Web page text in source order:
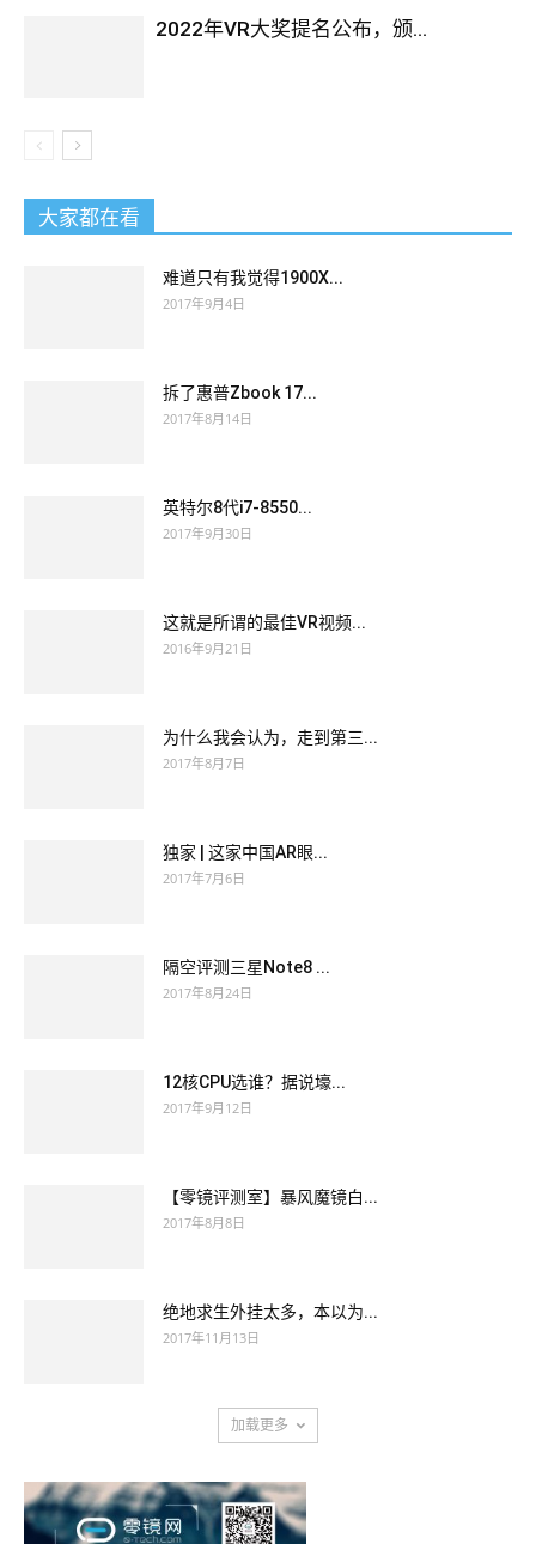
2022年VR大奖提名公布，颁...
大家都在看
难道只有我觉得1900X...
2017年9月4日
拆了惠普Zbook 17...
2017年8月14日
英特尔8代i7-8550...
2017年9月30日
这就是所谓的最佳VR视频...
2016年9月21日
为什么我会认为，走到第三...
2017年8月7日
独家 | 这家中国AR眼...
2017年7月6日
隔空评测三星Note8 ...
2017年8月24日
12核CPU选谁？据说壕...
2017年9月12日
【零镜评测室】暴风魔镜白...
2017年8月8日
绝地求生外挂太多，本以为...
2017年11月13日
加载更多